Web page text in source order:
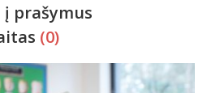
prašymus
(0)